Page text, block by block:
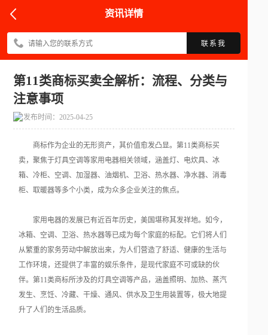
资讯详情
联系我
第11类商标买卖全解析：流程、分类与
注意事项
发布时间：2025-04-25
商标作为企业的无形资产，其价值愈发凸显。第11类商标买
卖，聚焦于灯具空调等家用电器相关领域，涵盖灯、电炊具、冰
箱、冷柜、空调、加湿器、油烟机、卫浴、热水器、净水器、消毒
柜、取暖器等多个小类，成为众多企业关注的焦点。
家用电器的发展已有近百年历史，美国堪称其发祥地。如今，
冰箱、空调、卫浴、热水器等已成为每个家庭的标配。它们将人们
从繁重的家务劳动中解放出来，为人们营造了舒适、健康的生活与
工作环境，还提供了丰富的娱乐条件，是现代家庭不可或缺的伙
伴。第11类商标所涉及的灯具空调等产品，涵盖照明、加热、蒸汽
发生、烹饪、冷藏、干燥、通风、供水及卫生用装置等，极大地提
升了人们的生活品质。